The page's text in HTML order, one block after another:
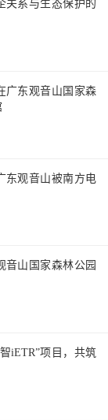
关系与生态保护的
广东观音山国家森
东观音山被南方电
音山国家森林公园
iETR”项目，共筑